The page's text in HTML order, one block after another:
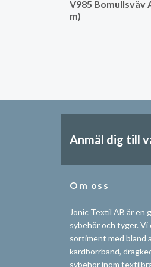
V985 Bomullsväv
m)
Anmäl dig till
Om oss
Jonic Textil AB är en
sybehör och tyger.
sortiment med bland
kardborrband,
sybehör inom